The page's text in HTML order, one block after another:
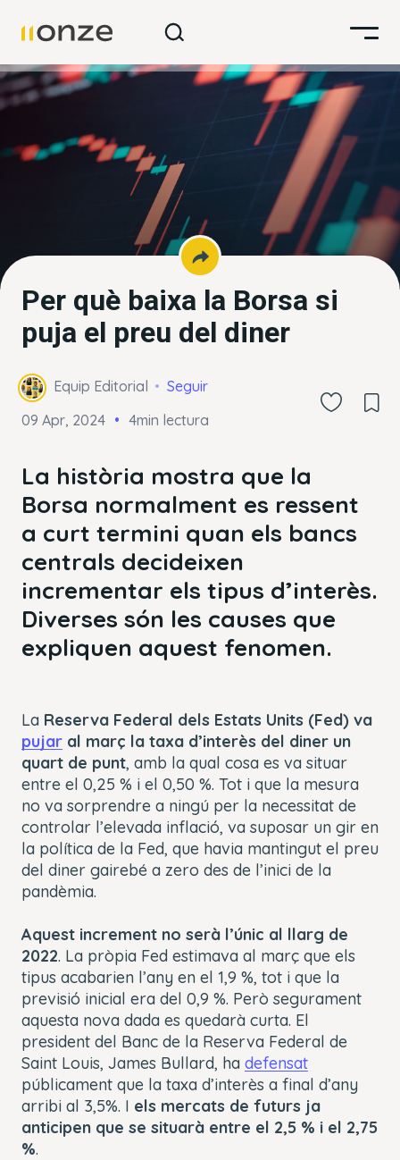
Per què baixa la Borsa si
puja el preu del diner
Equip Editorial
Seguir
09 Apr, 2024
4min lectura
La història mostra que la
Borsa normalment es ressent
a curt termini quan els bancs
centrals decideixen
incrementar els tipus d’interès.
Diverses són les causes que
expliquen aquest fenomen.
La Reserva Federal dels Estats Units (Fed) va
pujar al març la taxa d’interès del diner un
quart de punt, amb la qual cosa es va situar
entre el 0,25 % i el 0,50 %. Tot i que la mesura
no va sorprendre a ningú per la necessitat de
controlar l’elevada inflació, va suposar un gir en
la política de la Fed, que havia mantingut el preu
del diner gairebé a zero des de l’inici de la
pandèmia.
Aquest increment no serà l’únic al llarg de
2022. La pròpia Fed estimava al març que els
tipus acabarien l’any en el 1,9 %, tot i que la
previsió inicial era del 0,9 %. Però segurament
aquesta nova dada es quedarà curta. El
president del Banc de la Reserva Federal de
Saint Louis, James Bullard, ha defensat
públicament que la taxa d’interès a final d’any
arribi al 3,5%. I els mercats de futurs ja
anticipen que se situarà entre el 2,5 % i el 2,75
%.